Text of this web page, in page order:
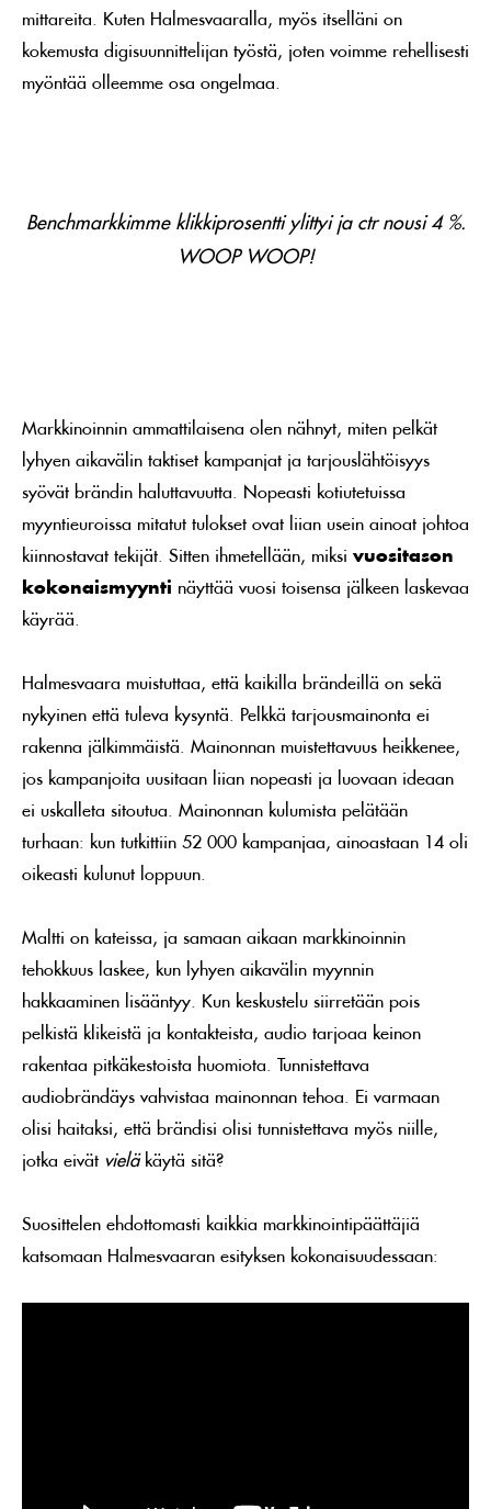
mittareita. Kuten Halmesvaaralla, myös itselläni on
kokemusta digisuunnittelijan työstä, joten voimme rehellisesti
myöntää olleemme osa ongelmaa.
Benchmarkkimme klikkiprosentti ylittyi ja ctr nousi 4 %.
WOOP WOOP!
Markkinoinnin ammattilaisena olen nähnyt, miten pelkät
lyhyen aikavälin taktiset kampanjat ja tarjouslähtöisyys
syövät brändin haluttavuutta. Nopeasti kotiutetuissa
myyntieuroissa mitatut tulokset ovat liian usein ainoat johtoa
kiinnostavat tekijät. Sitten ihmetellään, miksi vuositason
kokonaismyynti näyttää vuosi toisensa jälkeen laskevaa
käyrää.
Halmesvaara muistuttaa, että kaikilla brändeillä on sekä
nykyinen että tuleva kysyntä. Pelkkä tarjousmainonta ei
rakenna jälkimmäistä. Mainonnan muistettavuus heikkenee,
jos kampanjoita uusitaan liian nopeasti ja luovaan ideaan
ei uskalleta sitoutua. Mainonnan kulumista pelätään
turhaan: kun tutkittiin 52 000 kampanjaa, ainoastaan 14 oli
oikeasti kulunut loppuun.
Maltti on kateissa, ja samaan aikaan markkinoinnin
tehokkuus laskee, kun lyhyen aikavälin myynnin
hakkaaminen lisääntyy. Kun keskustelu siirretään pois
pelkistä klikeistä ja kontakteista, audio tarjoaa keinon
rakentaa pitkäkestoista huomiota. Tunnistettava
audiobrändäys vahvistaa mainonnan tehoa. Ei varmaan
olisi haitaksi, että brändisi olisi tunnistettava myös niille,
jotka eivät vieläkäytä sitä?
Suosittelen ehdottomasti kaikkia markkinointipäättäjiä
katsomaan Halmesvaaran esityksen kokonaisuudessaan: